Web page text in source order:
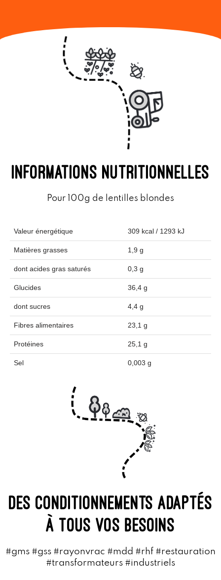
informations nutritionnelles
Pour 100g de lentilles blondes
Valeur énergétique 309 kcal / 1293 kJ
Matières grasses 1,9 g
dont acides gras saturés 0,3 g
Glucides 36,4 g
dont sucres 4,4 g
Fibres alimentaires 23,1 g
Protéines 25,1 g
Sel 0,003 g
des COnditionnements adaptés
à tous vos besoins
#gms #gss #rayonvrac #mdd #rhf #restauration
#transformateurs #industriels